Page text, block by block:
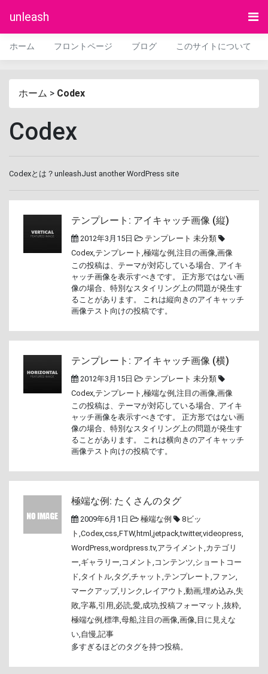
unleash
ホーム フロントページ ブログ このサイトについて
ホーム > Codex
Codex
Codexとは？unleashJust another WordPress site
テンプレート: アイキャッチ画像 (縦)
2012年3月15日 テンプレート 未分類
Codex,テンプレート ,極端な例 ,注目の画像,画像
この投稿は、テーマが対応している場合、アイキ
ャッチ画像を表示すべきです。 正方形ではない画
像の場合、特別なスタイリング上の問題が発生す
ることがあります。 これは縦向きのアイキャッチ
画像テスト向けの投稿です。
テンプレート: アイキャッチ画像 (横)
2012年3月15日 テンプレート 未分類
Codex,テンプレート ,極端な例 ,注目の画像,画像
この投稿は、テーマが対応している場合、アイキ
ャッチ画像を表示すべきです。 正方形ではない画
像の場合、特別なスタイリング上の問題が発生す
ることがあります。 これは横向きのアイキャッチ
画像テスト向けの投稿です。
極端な例: たくさんのタグ
2009年6月1日 極端な例
8ビッ
ト ,Codex,css,FTW, html ,jetpack,twitter,videopress,
WordPress,wordpress.tv,アライメント ,カテゴリ
ー,ギャラリー, コメント , コンテンツ,ショートコー
ド,タイトル,タグ,チャット ,テンプレート ,ファン,
マークアップ, リンク, レイアウト ,動画,埋め込み,失
敗,字幕,引用,必読,愛,成功,投稿フォーマット ,抜粋,
極端な例 ,標準,母船,注目の画像,画像, 目に見えな
い,自慢,記事
多すぎるほどのタグを持つ投稿。